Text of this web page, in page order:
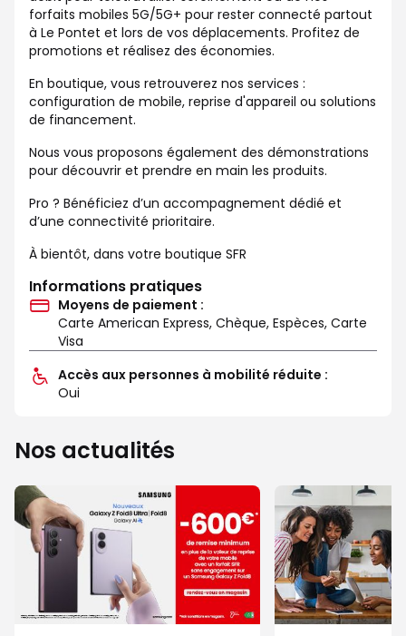
forfaits mobiles 5G/5G+ pour rester connecté partout
à Le Pontet et lors de vos déplacements. Profitez de
promotions et réalisez des économies.
En boutique, vous retrouverez nos services :
configuration de mobile, reprise d'appareil ou solutions
de financement.
Nous vous proposons également des démonstrations
pour découvrir et prendre en main les produits.
Pro ? Bénéficiez d’un accompagnement dédié et
d’une connectivité prioritaire.
À bientôt, dans votre boutique SFR
Informations pratiques
Moyens de paiement :
Carte American Express, Chèque, Espèces, Carte
Visa
Accès aux personnes à mobilité réduite :
Oui
Nos actualités